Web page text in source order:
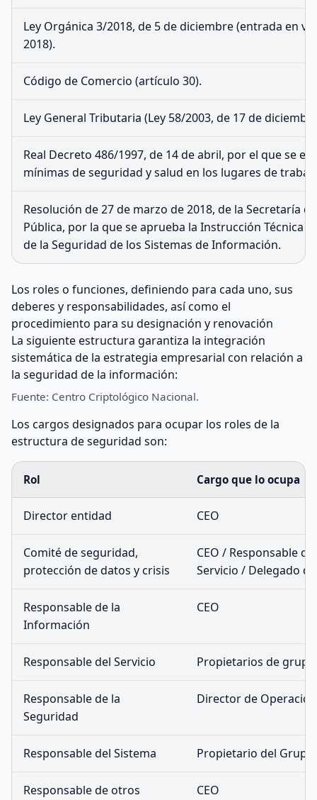
Ley Orgánica 3/2018, de 5 de diciembre (entrada en
2018).
Código de Comercio (artículo 30).
Ley General Tributaria (Ley 58/2003, de 17 de
Real Decreto 486/1997, de 14 de abril, por el que se
mínimas de seguridad y salud en los lugares de
Resolución de 27 de marzo de 2018, de la Secretaría
Pública, por la que se aprueba la Instrucción Técnica
de la Seguridad de los Sistemas de Información.
Los roles o funciones, definiendo para cada uno, sus
deberes y responsabilidades, así como el
procedimiento para su designación y renovación
La siguiente estructura garantiza la integración
sistemática de la estrategia empresarial con relación a
la seguridad de la información:
Fuente: Centro Criptológico Nacional.
Los cargos designados para ocupar los roles de la
estructura de seguridad son:
Rol Cargo que lo ocupa
Director entidad CEO
Comité de seguridad,
protección de datos y crisis
CEO / Responsable
Servicio / Delegado
Responsable de la
Información
CEO
Responsable del Servicio Propietarios de
Responsable de la
Seguridad
Director de
Responsable del Sistema Propietario del Grupo
Responsable de otros
CEO